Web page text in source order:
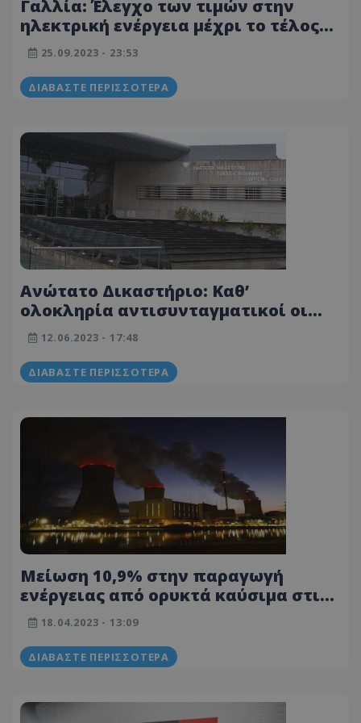
Γαλλία: Έλεγχο των τιμών στην
ηλεκτρική ενέργεια μέχρι το τέλος
του έτους υπόσχεται ο Μακρόν
25.09.2023 - 23:53
ΔΙΑΒΆΣΤΕ ΠΕΡΙΣΣΌΤΕΡΑ
Ανώτατο Δικαστήριο: Καθ’
ολοκληρία αντισυνταγματικοί οι
Νόμοι της Βουλής για ΦΠΑ σε
πετρελαιοειδή και ηλεκτρική
ενέργεια
12.06.2023 - 17:48
ΔΙΑΒΆΣΤΕ ΠΕΡΙΣΣΌΤΕΡΑ
Μείωση 10,9% στην παραγωγή
ενέργειας από ορυκτά καύσιμα στις
χώρες του ΟΟΣΑ τον Ιανουάριο
18.04.2023 - 13:09
ΔΙΑΒΆΣΤΕ ΠΕΡΙΣΣΌΤΕΡΑ